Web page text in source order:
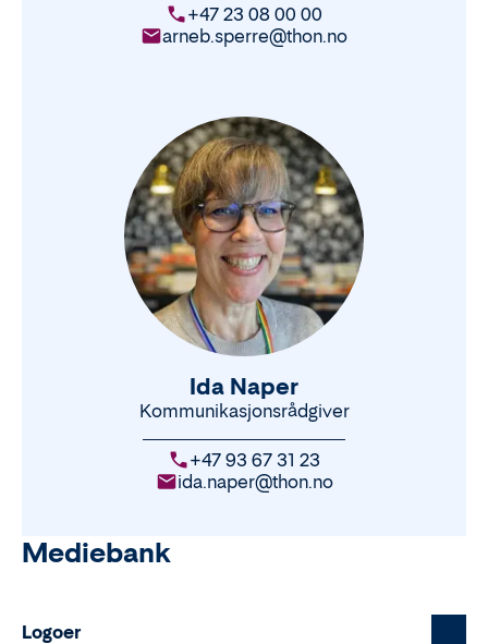
+47 23 08 00 00
arneb.sperre@thon.no
Ida Naper
Kommunikasjonsrådgiver
+47 93 67 31 23
ida.naper@thon.no
Mediebank
Logoer